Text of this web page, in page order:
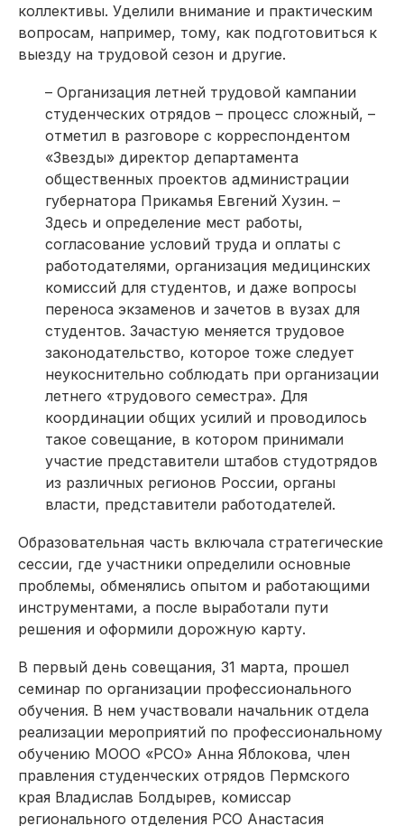
коллективы. Уделили внимание и практическим
вопросам, например, тому, как подготовиться к
выезду на трудовой сезон и другие.
– Организация летней трудовой кампании
студенческих отрядов – процесс сложный, –
отметил в разговоре с корреспондентом
«Звезды» директор департамента
общественных проектов администрации
губернатора Прикамья Евгений Хузин. –
Здесь и определение мест работы,
согласование условий труда и оплаты с
работодателями, организация медицинских
комиссий для студентов, и даже вопросы
переноса экзаменов и зачетов в вузах для
студентов. Зачастую меняется трудовое
законодательство, которое тоже следует
неукоснительно соблюдать при организации
летнего «трудового семестра». Для
координации общих усилий и проводилось
такое совещание, в котором принимали
участие представители штабов студ­отрядов
из различных регио­нов России, органы
власти, представители работодателей.
Образовательная часть включала стратегические
сессии, где участники определили основные
проблемы, обменялись опытом и работаю­щими
инструментами, а после выработали пути
решения и оформили дорожную карту.
В первый день совещания, 31 марта, прошел
семинар по организации профессионального
обучения. В нем участвовали начальник отдела
реализации мероприятий по профессиональному
обучению МООО «РСО» Анна Яблокова, член
правления студенческих отрядов Пермского
края Владислав Болдырев, комиссар
регионального отделения РСО Анастасия